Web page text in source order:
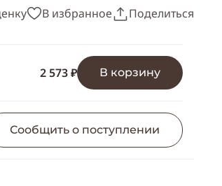
В избранное Поделиться
Скопировать
ссылку
WhatsApp
2 573 ₽ В корзину
Сообщить о поступлении